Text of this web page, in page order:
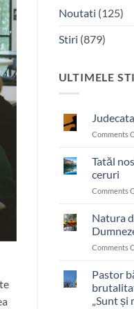
Noutati (125)
Stiri (879)
ULTIMELE
Comments
Tatăl
ceruri
Comments
Natura
Comments
Pastor
„Sunt